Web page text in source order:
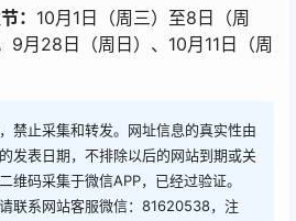
： 10月1日（周三）至8日（周
9月28日（周日）、10月11日（周
禁止采集和转发。网址信息的真实性由
发表日期，不排除以后的网站到期或关
维码采集于微信APP，已经过验证。
联系网站客服微信：81620538，注